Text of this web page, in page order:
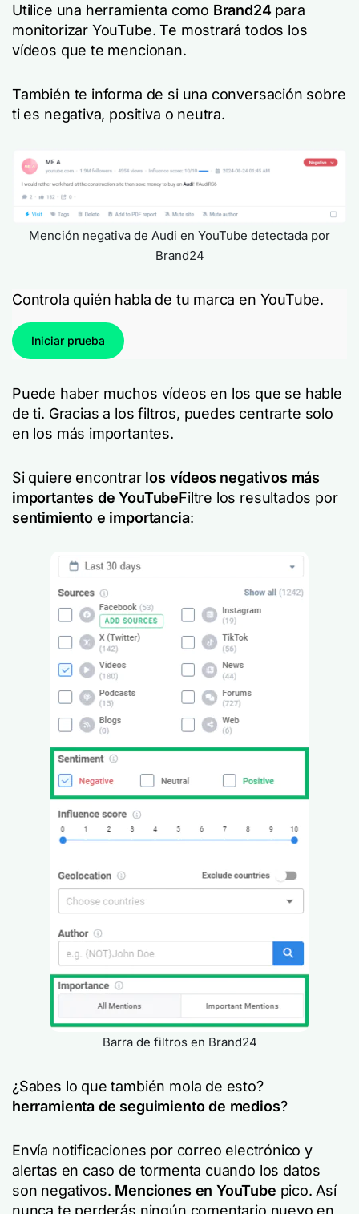
Utilice una herramienta como Brand24para
monitorizar YouTube. Te mostrará todos los
vídeos que te mencionan.
También te informa de si una conversación sobre
ti es negativa, positiva o neutra.
Mención negativa de Audi en YouTube detectada por
Brand24
Controla quién habla de tu marca en YouTube.
Iniciar prueba
Puede haber muchos vídeos en los que se hable
de ti. Gracias a los filtros, puedes centrarte solo
en los más importantes.
Si quiere encontrar los vídeos negativos más
importantes de YouTubeFiltre los resultados por
sentimiento e importancia:
Barra de filtros en Brand24
¿Sabes lo que también mola de esto?
herramienta de seguimiento de medios?
Envía notificaciones por correo electrónico y
alertas en caso de tormenta cuando los datos
son negativos. Menciones en YouTube pico. Así
nunca te perderás ningún comentario nuevo en